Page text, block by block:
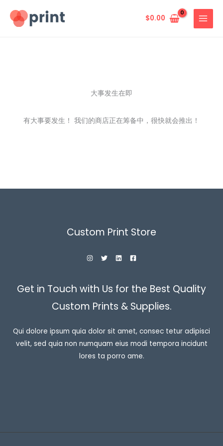
$0.00
大事发生在即
有大事要发生！ 我们的商店正在筹备中，很快就会推出！
Custom Print Store
Get in Touch with Us for the Best Quality
Custom Prints & Supplies.
Qui dolore ipsum quia dolor sit amet, consec tetur adipisci
velit, sed quia non numquam eius modi tempora incidunt
lores ta porro ame.